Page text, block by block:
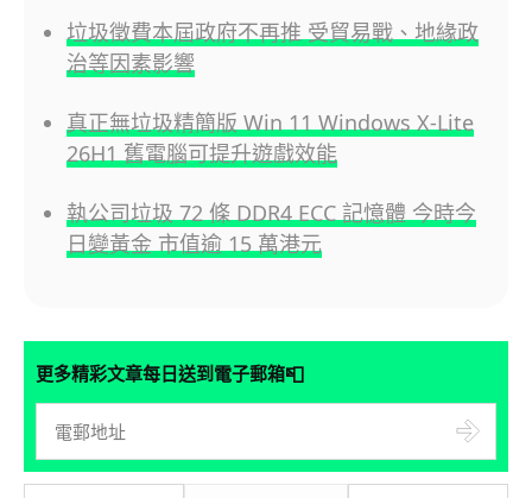
垃圾徵費本屆政府不再推 受貿易戰、地緣政
治等因素影響
真正無垃圾精簡版 Win 11 Windows X-Lite
26H1 舊電腦可提升遊戲效能
執公司垃圾 72 條 DDR4 ECC 記憶體 今時今
日變黃金 市值逾 15 萬港元
更多精彩文章每日送到電子郵箱📮